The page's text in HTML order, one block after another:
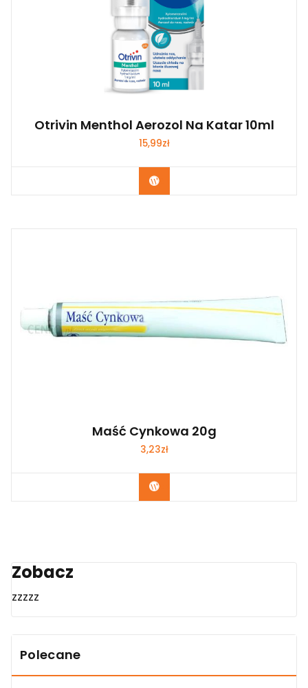
Otrivin Menthol Aerozol Na Katar 10ml
15,99zł
Zobacz
Maść Cynkowa 20g
3,23zł
Zobacz
Zobacz
zzzzz
Polecane